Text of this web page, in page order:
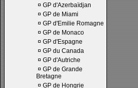
¤ GP d'Azerbaïdjan
¤ GP de Miami
¤ GP d'Emilie Romagne
¤ GP de Monaco
¤ GP d'Espagne
¤ GP du Canada
¤ GP d'Autriche
¤ GP de Grande
Bretagne
¤ GP de Hongrie